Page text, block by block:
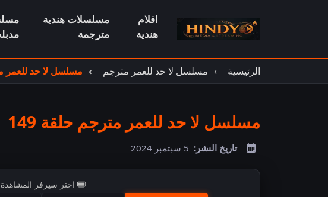
افلام
هندية
مسلسلات هندية
مترجمة
الرئيسية مسلسل لا حد للعمر مترجم مسلسل لا حد للعمر
مسلسل لا حد للعمر مترجم حلقة 149
تاريخ النشر: 5 سبتمبر 2024
اختر سيرفر